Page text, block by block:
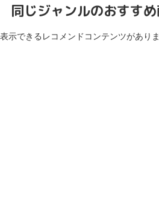
同じジャンルのおすす
表示できるレコメンドコンテンツがあり